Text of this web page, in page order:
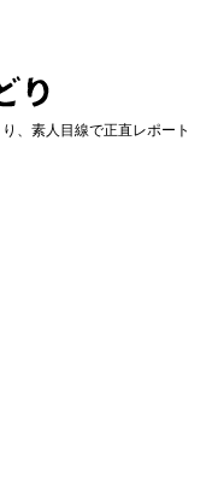
、素人目線で正直レポート